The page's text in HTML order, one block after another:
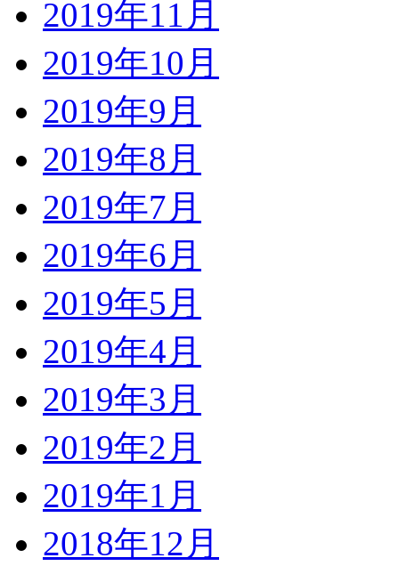
2019年11月
2019年10月
2019年9月
2019年8月
2019年7月
2019年6月
2019年5月
2019年4月
2019年3月
2019年2月
2019年1月
2018年12月